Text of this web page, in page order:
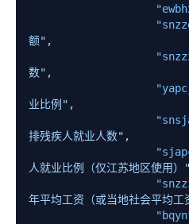
额" ,
数" ,
业比例" ,
排残疾人就业人数" ,
人就业比例（仅江苏地区使用）"
年平均工资（或当地社会平均工